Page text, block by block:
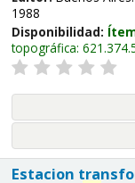
1988
Disponibilidad:
topográfica:
Estacion